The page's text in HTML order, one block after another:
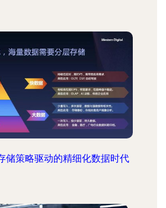
储策略驱动的精细化数据时代